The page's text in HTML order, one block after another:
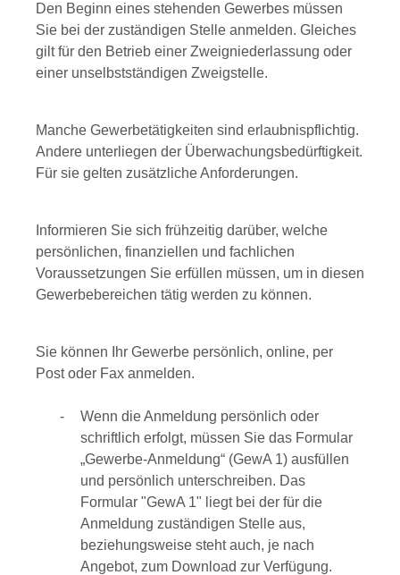
Den Beginn eines stehenden Gewerbes müssen
Sie bei der zuständigen Stelle anmelden. Gleiches
gilt für den Betrieb einer Zweigniederlassung oder
einer unselbstständigen Zweigstelle.
Manche Gewerbetätigkeiten sind erlaubnispflichtig.
Andere unterliegen der Überwachungsbedürftigkeit.
Für sie gelten zusätzliche Anforderungen.
Informieren Sie sich frühzeitig darüber, welche
persönlichen, finanziellen und fachlichen
Voraussetzungen Sie erfüllen müssen, um in diesen
Gewerbebereichen tätig werden zu können.
Sie können Ihr Gewerbe persönlich, online, per
Post oder Fax anmelden.
Wenn die Anmeldung persönlich oder
schriftlich erfolgt, müssen Sie das Formular
„Gewerbe-Anmeldung“ (GewA 1) ausfüllen
und persönlich unterschreiben. Das
Formular "GewA 1" liegt bei der für die
Anmeldung zuständigen Stelle aus,
beziehungsweise steht auch, je nach
Angebot, zum Download zur Verfügung.